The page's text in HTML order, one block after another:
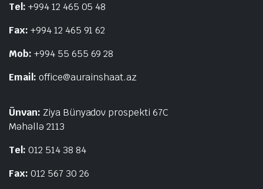
Tel: +994 12 465 05 48
Fax: +994 12 465 91 62
Mob: +994 55 655 69 28
Email: office@aurainshaat.az
Ünvan: Ziya Bünyadov prospekti 67C
Məhəllə 2113
Tel: 012 514 38 84
Fax: 012 567 30 26